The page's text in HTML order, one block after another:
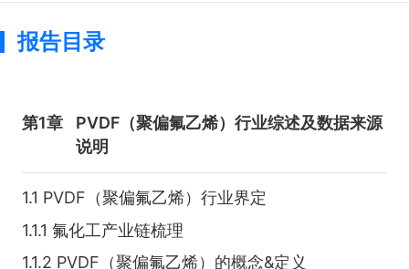
报告目录
第1章
PVDF（聚偏氟乙烯）行业综述及数据来源
说明
1.1 PVDF（聚偏氟乙烯）行业界定
1.1.1 氟化工产业链梳理
1.1.2 PVDF（聚偏氟乙烯）的概念&定义